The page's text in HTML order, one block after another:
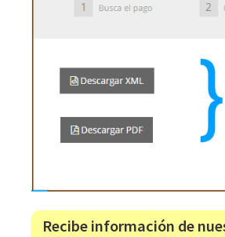
Recibe información de